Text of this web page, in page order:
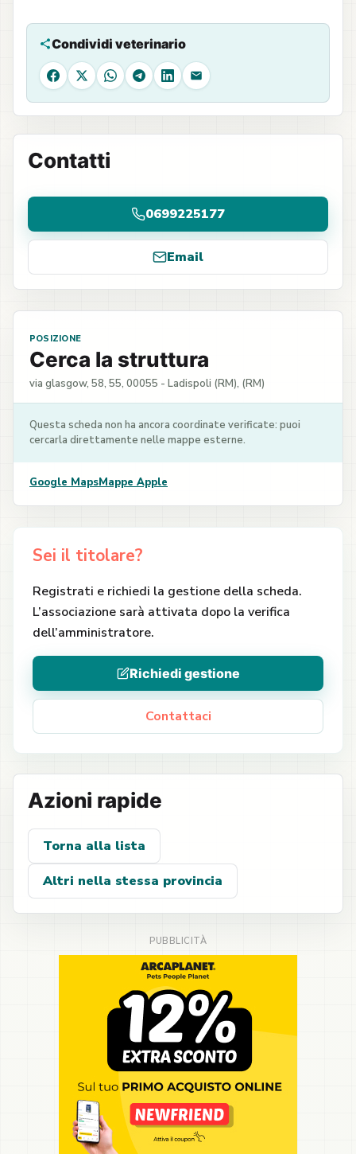
Condividi veterinario
Facebook
X WhatsAppTelegram
LinkedIn
Email
Contatti
0699225177
Email
POSIZIONE
Cerca la struttura
via glasgow, 58, 55, 00055 - Ladispoli (RM), (RM)
Questa scheda non ha ancora coordinate verificate: puoi
cercarla direttamente nelle mappe esterne.
Google MapsMappe Apple
Sei il titolare?
Registrati e richiedi la gestione della scheda.
L’associazione sarà attivata dopo la verifica
dell’amministratore.
Richiedi gestione
Contattaci
Azioni rapide
Torna alla lista
Altri nella stessa provincia